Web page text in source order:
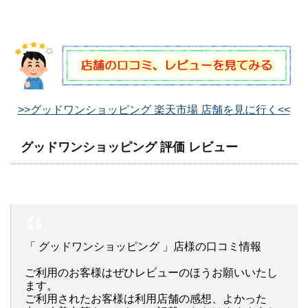
>>グッドワンショッピング 楽天市場 店舗を見に行く<<
グッドワンショッピング 評価 レビュー
「 グッドワンショッピング 」店様の口コミ情報
ご利用のお客様はぜひレビューのほうお願いいたし
ます。
ご利用されたお客様は利用店舗の感想、よかった